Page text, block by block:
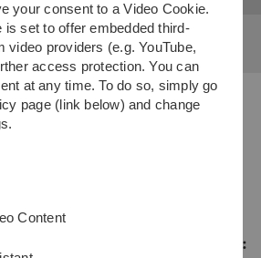
and Process-Aware
des
(Grüner Vortrag), Andreas Lanz, Ort:
your consent to a Video Cookie.
is set to offer embedded third-
video providers (e.g. YouTube,
access protection. You can
at any time. To do so, simply go
page (link below) and change
Content